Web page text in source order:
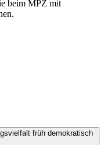
beim MPZ mit
früh demokratisch